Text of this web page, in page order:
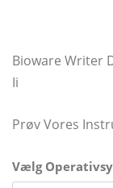
Bioware Writer
Ii
Prøv Vores
Vælg